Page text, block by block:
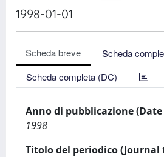
1998-01-01
Scheda breve
Scheda
Scheda completa (DC)
Anno di pubblicazione
1998
Titolo del periodico (Journal